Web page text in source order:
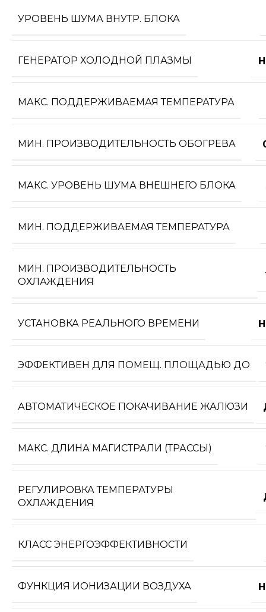
УРОВЕНЬ ШУМА ВНУТР. БЛОКА
ГЕНЕРАТОР ХОЛОДНОЙ ПЛАЗМЫ
МАКС. ПОДДЕРЖИВАЕМАЯ ТЕМПЕРАТУРА
МИН. ПРОИЗВОДИТЕЛЬНОСТЬ ОБОГРЕВА
МАКС. УРОВЕНЬ ШУМА ВНЕШНЕГО БЛОКА
МИН. ПОДДЕРЖИВАЕМАЯ ТЕМПЕРАТУРА
МИН. ПРОИЗВОДИТЕЛЬНОСТЬ
ОХЛАЖДЕНИЯ
УСТАНОВКА РЕАЛЬНОГО ВРЕМЕНИ
ЭФФЕКТИВЕН ДЛЯ ПОМЕЩ. ПЛОЩАДЬЮ ДО
АВТОМАТИЧЕСКОЕ ПОКАЧИВАНИЕ ЖАЛЮЗИ
МАКС. ДЛИНА МАГИСТРАЛИ (ТРАССЫ)
РЕГУЛИРОВКА ТЕМПЕРАТУРЫ
ОХЛАЖДЕНИЯ
КЛАСС ЭНЕРГОЭФФЕКТИВНОСТИ
ФУНКЦИЯ ИОНИЗАЦИИ ВОЗДУХА